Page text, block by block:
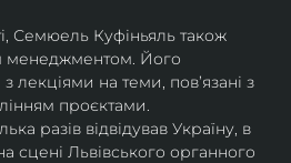
Семюель Куфіньяль також
менеджментом. Його
лекціями на теми, пов’язані з
проєктами.
разів відвідував Україну, в
сцені Львівського органного